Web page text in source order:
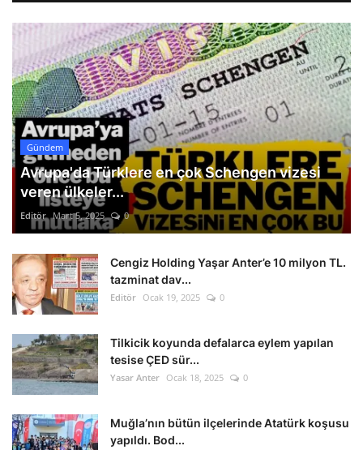
Gündem
Avrupa'da Türklere en çok Schengen vizesi
veren ülkeler...
Editör Mart 5, 2025 0
Cengiz Holding Yaşar Anter’e 10 milyon TL.
tazminat dav...
Editör Ocak 19, 2025 0
Tilkicik koyunda defalarca eylem yapılan
tesise ÇED sür...
Yasar Anter Ocak 18, 2025 0
Muğla’nın bütün ilçelerinde Atatürk koşusu
yapıldı. Bod...